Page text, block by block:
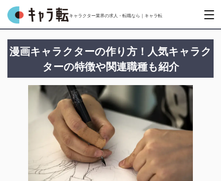
キャラクター業界の求人・転職なら｜キャラ転
漫画キャラクターの作り方！人気キャラク
ターの特徴や関連職種も紹介